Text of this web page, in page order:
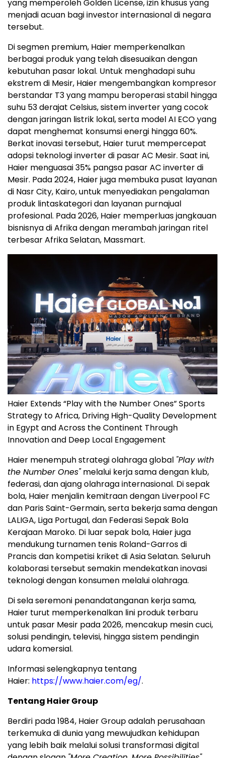
yang memperoleh Golden License, izin khusus yang
menjadi acuan bagi investor internasional di negara
tersebut.
Di segmen premium, Haier memperkenalkan
berbagai produk yang telah disesuaikan dengan
kebutuhan pasar lokal. Untuk menghadapi suhu
ekstrem di Mesir, Haier mengembangkan kompresor
berstandar T3 yang mampu beroperasi stabil hingga
suhu 53 derajat Celsius, sistem inverter yang cocok
dengan jaringan listrik lokal, serta model AI ECO yang
dapat menghemat konsumsi energi hingga 60%.
Berkat inovasi tersebut, Haier turut mempercepat
adopsi teknologi inverter di pasar AC Mesir. Saat ini,
Haier menguasai 35% pangsa pasar AC inverter di
Mesir. Pada 2024, Haier juga membuka pusat layanan
di Nasr City, Kairo, untuk menyediakan pengalaman
produk lintaskategori dan layanan purnajual
profesional. Pada 2026, Haier memperluas jangkauan
bisnisnya di Afrika dengan merambah jaringan ritel
terbesar Afrika Selatan, Massmart.
Haier Extends “Play with the Number Ones” Sports
Strategy to Africa, Driving High-Quality Development
in Egypt and Across the Continent Through
Innovation and Deep Local Engagement
Haier menempuh strategi olahraga global "Play with
the Number Ones"melalui kerja sama dengan klub,
federasi, dan ajang olahraga internasional. Di sepak
bola, Haier menjalin kemitraan dengan Liverpool FC
dan Paris Saint-Germain, serta bekerja sama dengan
LALIGA, Liga Portugal, dan Federasi Sepak Bola
Kerajaan Maroko. Di luar sepak bola, Haier juga
mendukung turnamen tenis Roland-Garros di
Prancis dan kompetisi kriket di Asia Selatan. Seluruh
kolaborasi tersebut semakin mendekatkan inovasi
teknologi dengan konsumen melalui olahraga.
Di sela seremoni penandatanganan kerja sama,
Haier turut memperkenalkan lini produk terbaru
untuk pasar Mesir pada 2026, mencakup mesin cuci,
solusi pendingin, televisi, hingga sistem pendingin
udara komersial.
Informasi selengkapnya tentang
Haier: https://www.haier.com/eg/.
Tentang Haier Group
Berdiri pada 1984, Haier Group adalah perusahaan
terkemuka di dunia yang mewujudkan kehidupan
yang lebih baik melalui solusi transformasi digital